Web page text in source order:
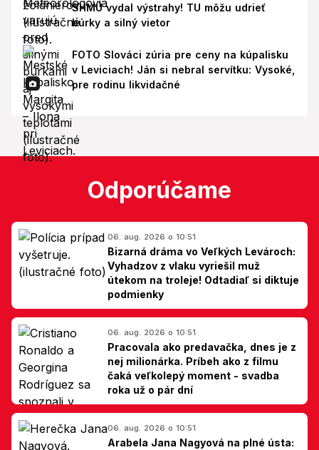
SHMÚ vydal výstrahy! TU môžu udrieť
búrky a silný vietor
FOTO Slováci zúria pre ceny na kúpalisku
v Leviciach! Ján si nebral servítku: Vysoké,
pre rodinu likvidačné
Odporúčame
06. aug. 2026 o 10:51
Bizarná dráma vo Veľkých Levároch:
Vyhadzov z vlaku vyriešil muž
útekom na troleje! Odtadiaľ si diktuje
podmienky
06. aug. 2026 o 10:51
Pracovala ako predavačka, dnes je z
nej milionárka. Príbeh ako z filmu
čaká veľkolepý moment - svadba
roka už o pár dní
06. aug. 2026 o 10:51
Arabela Jana Nagyová na plné ústa: